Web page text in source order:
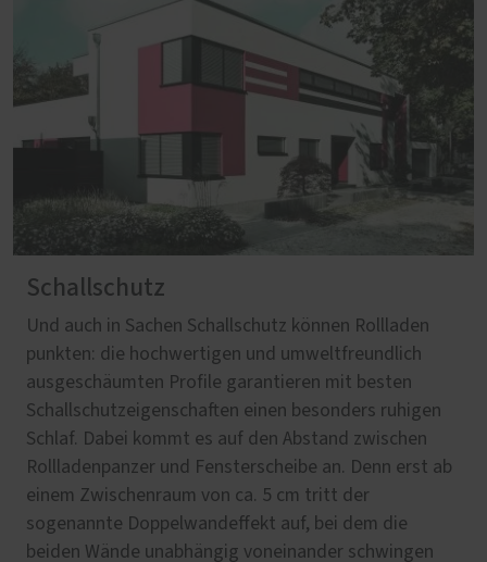
Schallschutz
Und auch in Sachen Schallschutz können Rollladen
punkten: die hochwertigen und umweltfreundlich
ausgeschäumten Profile garantieren mit besten
Schallschutzeigenschaften einen besonders ruhigen
Schlaf. Dabei kommt es auf den Abstand zwischen
Rollladenpanzer und Fensterscheibe an. Denn erst ab
einem Zwischenraum von ca. 5 cm tritt der
sogenannte Doppelwandeffekt auf, bei dem die
beiden Wände unabhängig voneinander schwingen